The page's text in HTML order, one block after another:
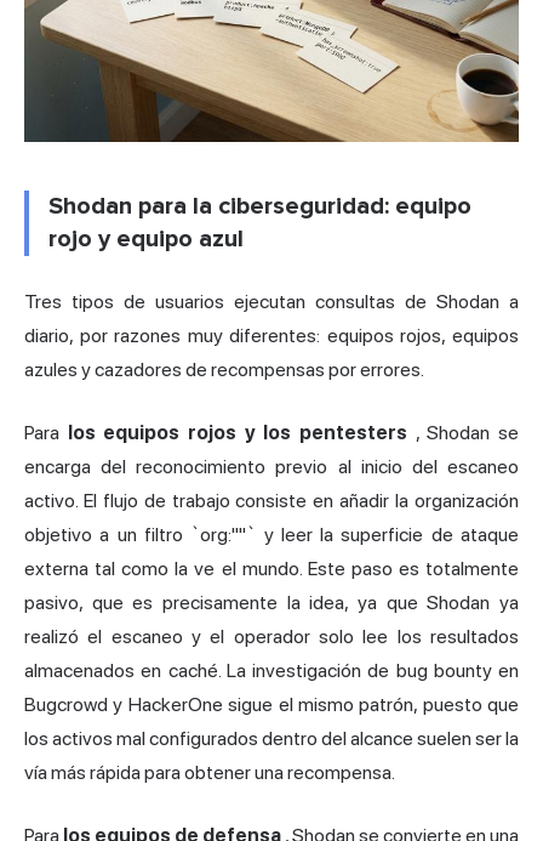
Shodan para la ciberseguridad: equipo
rojo y equipo azul
Tres tipos de usuarios ejecutan consultas de Shodan a
diario, por razones muy diferentes: equipos rojos, equipos
azules y cazadores de recompensas por errores.
Para los equipos rojos y los pentesters , Shodan se
encarga del reconocimiento previo al inicio del escaneo
activo. El flujo de trabajo consiste en añadir la organización
objetivo a un filtro `org:""` y leer la superficie de ataque
externa tal como la ve el mundo. Este paso es totalmente
pasivo, que es precisamente la idea, ya que Shodan ya
realizó el escaneo y el operador solo lee los resultados
almacenados en caché. La investigación de bug bounty en
Bugcrowd y HackerOne sigue el mismo patrón, puesto que
los activos mal configurados dentro del alcance suelen ser la
vía más rápida para obtener una recompensa.
Para los equipos de defensa , Shodan se convierte en una